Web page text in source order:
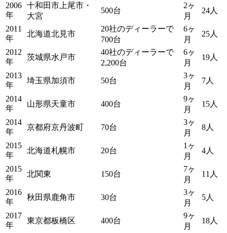
2006
年
十和田市上尾市・
大宮
500台
2ヶ
月
24人
2011
年
北海道北見市
20社のディーラーで
700台
6ヶ
月
25人
2012
年
茨城県水戸市
40社のディーラーで
2,200台
6ヶ
月
19人
2013
年
埼玉県加須市 50台
3ヶ
月
7人
2014
年
山形県天童市 400台
9ヶ
月
15人
2014
年
京都府京丹波町 70台
3ヶ
月
8人
2015
年
北海道札幌市 20台
1ヶ
月
4人
2015
年
北関東 150台
7ヶ
月
11人
2016
年
秋田県鹿角市 30台
3ヶ
月
5人
2017
年
東京都板橋区 400台
9ヶ
月
18人